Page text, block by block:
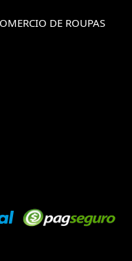
DE ROUPAS